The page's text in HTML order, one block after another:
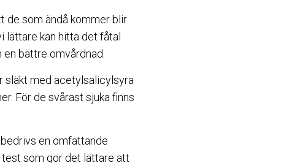
de som ändå kommer blir
kan hitta det fåtal
bättre omvårdnad.
släkt med acetylsalicylsyra
För de svårast sjuka finns
en omfattande
som gör det lättare att